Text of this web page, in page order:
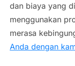
dan biaya yang
menggunakan
merasa
Anda dengan